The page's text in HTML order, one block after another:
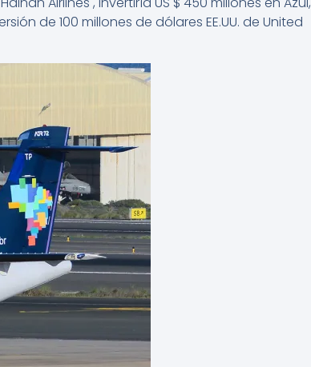
de 100 millones de dólares EE.UU. de United